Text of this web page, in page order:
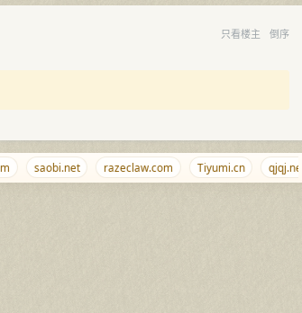
只看楼主 倒序
saobi.net razeclaw.com Tiyumi.cn qjqj.net